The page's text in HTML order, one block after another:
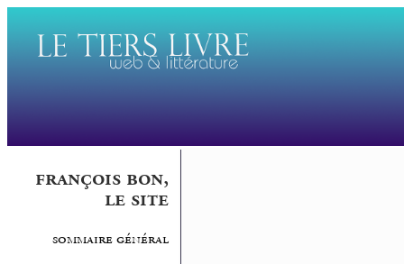
françois bon,
le site
sommaire général